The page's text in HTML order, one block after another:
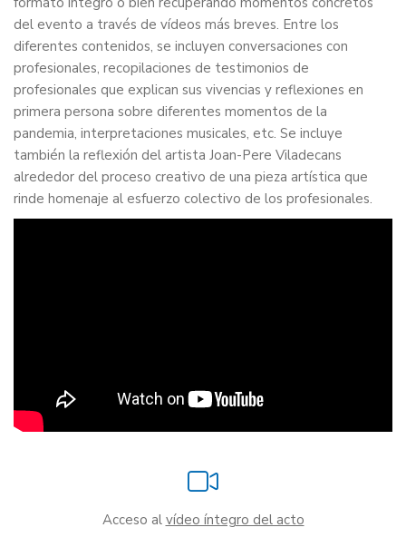
del evento a través de vídeos más breves. Entre los
diferentes contenidos, se incluyen conversaciones con
profesionales, recopilaciones de testimonios de
profesionales que explican sus vivencias y reflexiones en
primera persona sobre diferentes momentos de la
pandemia, interpretaciones musicales, etc. Se incluye
también la reflexión del artista Joan-Pere Viladecans
alrededor del proceso creativo de una pieza artística que
rinde homenaje al esfuerzo colectivo de los profesionales.
Acceso al vídeo íntegro del acto